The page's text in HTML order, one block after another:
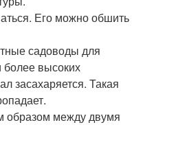
Его можно обшить
садоводы для
более высоких
засахаряется. Такая
образом между двумя